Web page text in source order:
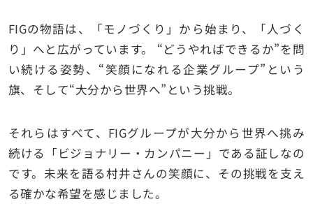
FIGの物語は、「モノづくり」から始まり、「人づく
り」へと広がっています。 “どうやればできるか”を問
い続ける姿勢、“笑顔になれる企業グループ”という
旗、そして“大分から世界へ”という挑戦。
それらはすべて、FIGグループが大分から世界へ挑み
続ける「ビジョナリー・カンパニー」である証しなの
です。未来を語る村井さんの笑顔に、その挑戦を支え
る確かな希望を感じました。